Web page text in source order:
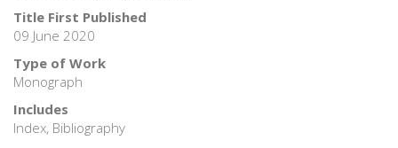
Title First Published
09 June 2020
Type of Work
Monograph
Includes
Index, Bibliography